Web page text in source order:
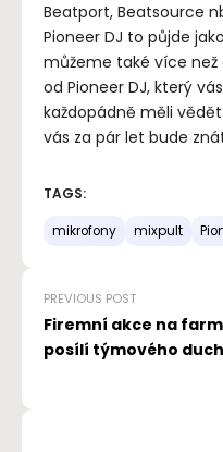
Beatport, Beatsource
Pioneer DJ to půjde
můžeme také více
od Pioneer DJ, který
každopádně měli
vás za pár let bude
TAGS:
mikrofony mixpult
PREVIOUS POST
Firemní akce na
posílí týmového